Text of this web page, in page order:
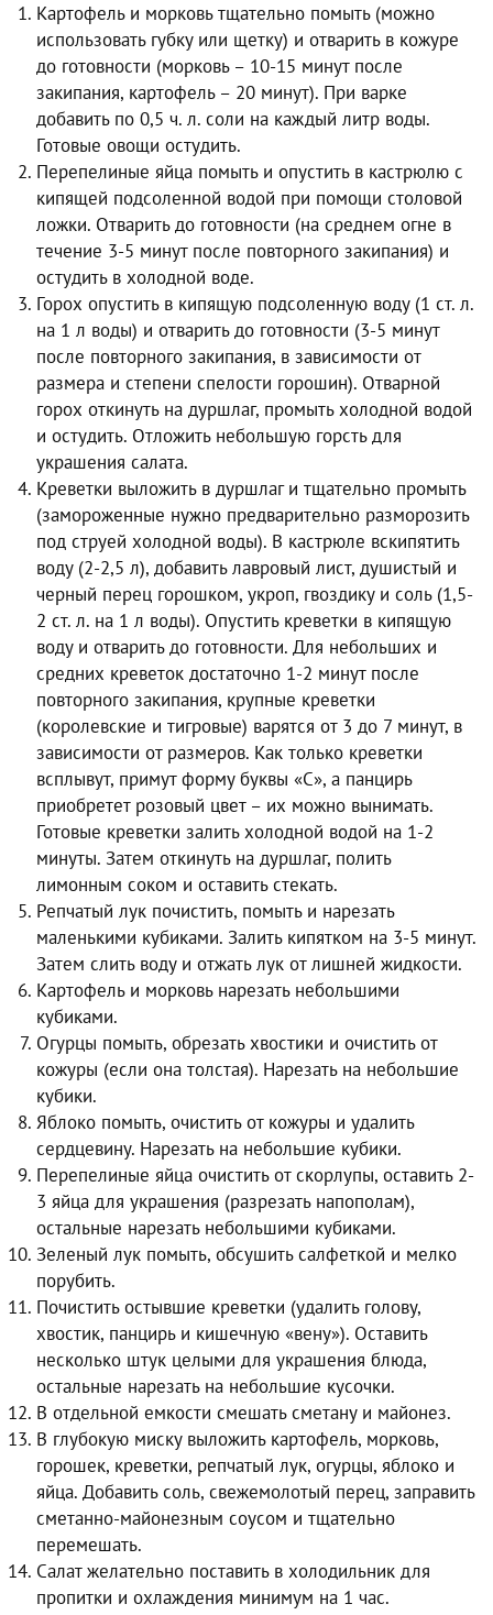
Картофель и морковь тщательно помыть (можно
использовать губку или щетку) и отварить в кожуре
до готовности (морковь – 10-15 минут после
закипания, картофель – 20 минут). При варке
добавить по 0,5 ч. л. соли на каждый литр воды.
Готовые овощи остудить.
Перепелиные яйца помыть и опустить в кастрюлю с
кипящей подсоленной водой при помощи столовой
ложки. Отварить до готовности (на среднем огне в
течение 3-5 минут после повторного закипания) и
остудить в холодной воде.
Горох опустить в кипящую подсоленную воду (1 ст. л.
на 1 л воды) и отварить до готовности (3-5 минут
после повторного закипания, в зависимости от
размера и степени спелости горошин). Отварной
горох откинуть на дуршлаг, промыть холодной водой
и остудить. Отложить небольшую горсть для
украшения салата.
Креветки выложить в дуршлаг и тщательно промыть
(замороженные нужно предварительно разморозить
под струей холодной воды). В кастрюле вскипятить
воду (2-2,5 л), добавить лавровый лист, душистый и
черный перец горошком, укроп, гвоздику и соль (1,5-
2 ст. л. на 1 л воды). Опустить креветки в кипящую
воду и отварить до готовности. Для небольших и
средних креветок достаточно 1-2 минут после
повторного закипания, крупные креветки
(королевские и тигровые) варятся от 3 до 7 минут, в
зависимости от размеров. Как только креветки
всплывут, примут форму буквы «С», а панцирь
приобретет розовый цвет – их можно вынимать.
Готовые креветки залить холодной водой на 1-2
минуты. Затем откинуть на дуршлаг, полить
лимонным соком и оставить стекать.
Репчатый лук почистить, помыть и нарезать
маленькими кубиками. Залить кипятком на 3-5 минут.
Затем слить воду и отжать лук от лишней жидкости.
Картофель и морковь нарезать небольшими
кубиками.
Огурцы помыть, обрезать хвостики и очистить от
кожуры (если она толстая). Нарезать на небольшие
кубики.
Яблоко помыть, очистить от кожуры и удалить
сердцевину. Нарезать на небольшие кубики.
Перепелиные яйца очистить от скорлупы, оставить 2-
3 яйца для украшения (разрезать напополам),
остальные нарезать небольшими кубиками.
Зеленый лук помыть, обсушить салфеткой и мелко
порубить.
Почистить остывшие креветки (удалить голову,
хвостик, панцирь и кишечную «вену»). Оставить
несколько штук целыми для украшения блюда,
остальные нарезать на небольшие кусочки.
В отдельной емкости смешать сметану и майонез.
В глубокую миску выложить картофель, морковь,
горошек, креветки, репчатый лук, огурцы, яблоко и
яйца. Добавить соль, свежемолотый перец, заправить
сметанно-майонезным соусом и тщательно
перемешать.
Салат желательно поставить в холодильник для
пропитки и охлаждения минимум на 1 час.